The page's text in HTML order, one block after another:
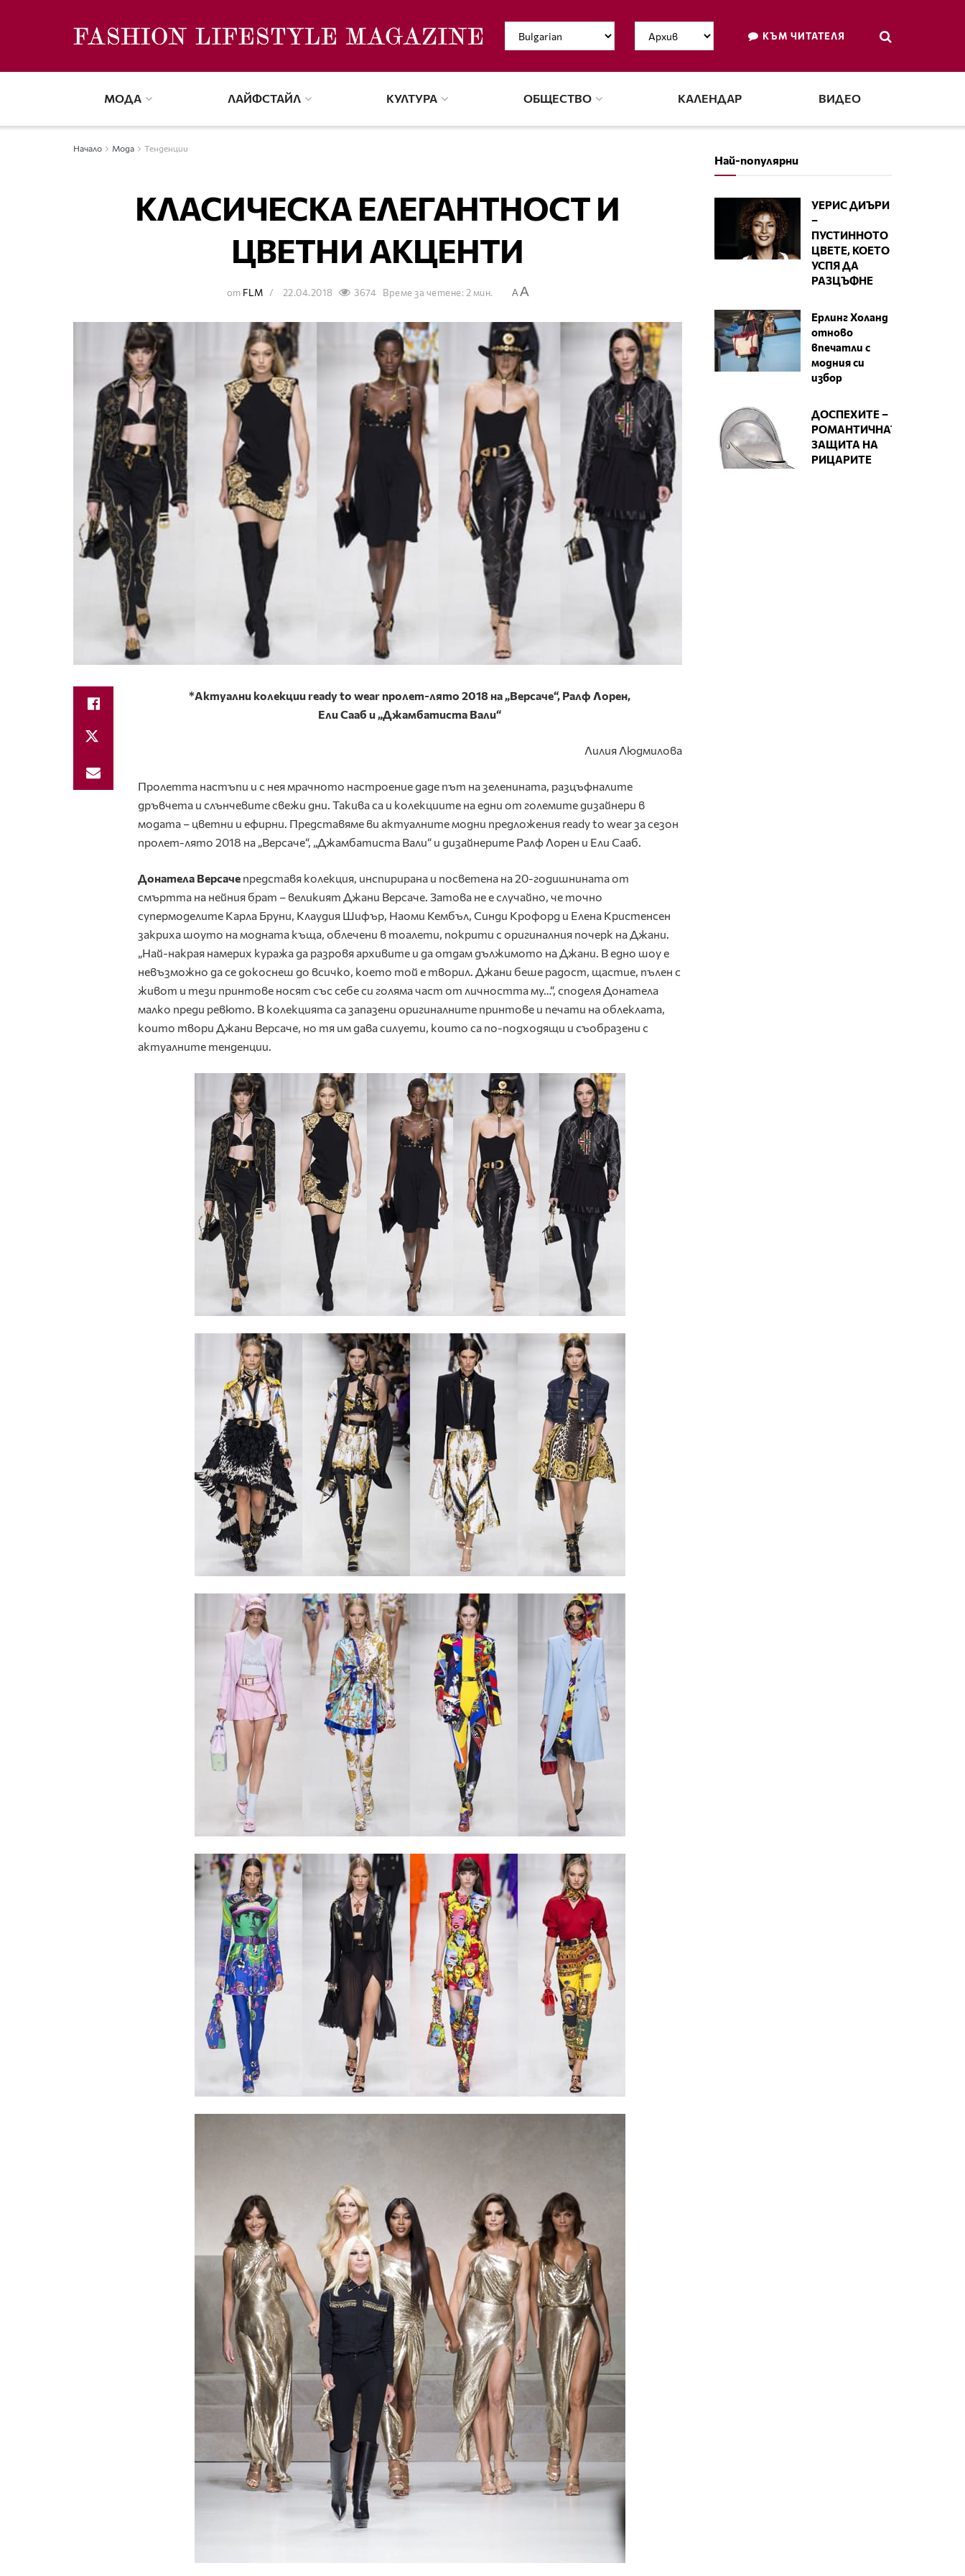
КЪМ ЧИТАТЕЛЯ
МОДА ЛАЙФСТАЙЛ КУЛТУРА ОБЩЕСТВО КАЛЕНДАР ВИДЕО
Начало Мода Тенденции
КЛАСИЧЕСКА ЕЛЕГАНТНОСТ И
ЦВЕТНИ АКЦЕНТИ
от FLM 22.04.2018 3674 Време за четене: 2 мин. AA
*Актуални колекции ready to wear пролет-лято 2018 на „Версаче“, Ралф Лорен,
Ели Сааб и „Джамбатиста Вали“
Лилия Людмилова
Пролетта настъпи и с нея мрачното настроение даде път на зеленината, разцъфналите
дръвчета и слънчевите свежи дни. Такива са и колекциите на едни от големите дизайнери в
модата – цветни и ефирни. Представяме ви актуалните модни предложения ready to wear за сезон
пролет-лято 2018 на „Версаче“, „Джамбатиста Вали“ и дизайнерите Ралф Лорен и Ели Сааб.
Донатела Версаче представя колекция, инспирирана и посветена на 20-годишнината от
смъртта на нейния брат – великият Джани Версаче. Затова не е случайно, че точно
супермоделите Карла Бруни, Клаудия Шифър, Наоми Кембъл, Синди Крофорд и Елена Кристенсен
закриха шоуто на модната къща, облечени в тоалети, покрити с оригиналния почерк на Джани.
„Най-накрая намерих куража да разровя архивите и да отдам дължимото на Джани. В едно шоу е
невъзможно да се докоснеш до всичко, което той е творил. Джани беше радост, щастие, пълен с
живот и тези принтове носят със себе си голяма част от личността му…“, споделя Донатела
малко преди ревюто. В колекцията са запазени оригиналните принтове и печати на облеклата,
които твори Джани Версаче, но тя им дава силуети, които са по-подходящи и съобразени с
актуалните тенденции.
Най-популярни
УЕРИС ДИЪРИ
–
ПУСТИННОТО
ЦВЕТЕ, КОЕТО
УСПЯ ДА
РАЗЦЪФНЕ
Ерлинг Холанд
отново
впечатли с
модния си
избор
ДОСПЕХИТЕ –
РОМАНТИЧНАТА
ЗАЩИТА НА
РИЦАРИТЕ